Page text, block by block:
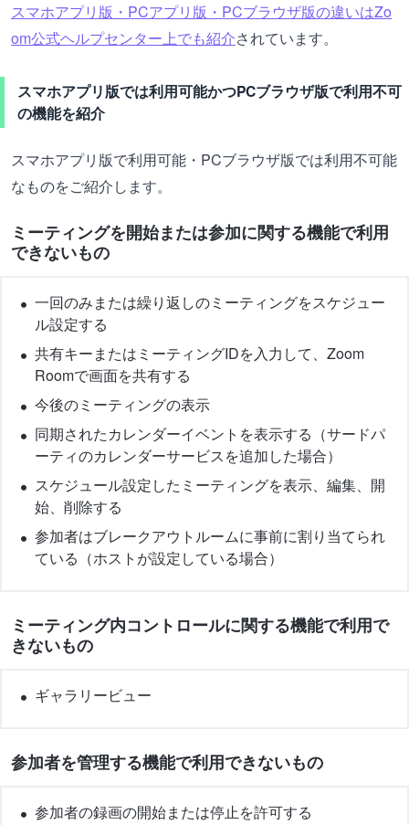
スマホアプリ版・PCアプリ版・PCブラウザ版の違いはZo
om公式ヘルプセンター上でも紹介されています。
スマホアプリ版では利用可能かつPCブラウザ版で利用不可
の機能を紹介
スマホアプリ版で利用可能・PCブラウザ版では利用不可能
なものをご紹介します。
ミーティングを開始または参加に関する機能で利用
できないもの
一回のみまたは繰り返しのミーティングをスケジュー
ル設定する
共有キーまたはミーティングIDを入力して、Zoom
Roomで画面を共有する
今後のミーティングの表示
同期されたカレンダーイベントを表示する（サードパ
ーティのカレンダーサービスを追加した場合）
スケジュール設定したミーティングを表示、編集、開
始、削除する
参加者はブレークアウトルームに事前に割り当てられ
ている（ホストが設定している場合）
ミーティング内コントロールに関する機能で利用で
きないもの
ギャラリービュー
参加者を管理する機能で利用できないもの
参加者の録画の開始または停止を許可する